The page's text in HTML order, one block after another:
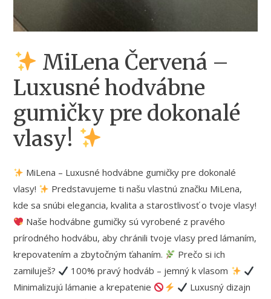
MiLena Červená –
Luxusné hodvábne
gumičky pre dokonalé
vlasy!
MiLena – Luxusné hodvábne gumičky pre dokonalé
vlasy!
Predstavujeme ti našu vlastnú značku MiLena,
kde sa snúbi elegancia, kvalita a starostlivosť o tvoje vlasy!
Naše hodvábne gumičky sú vyrobené z pravého
prírodného hodvábu, aby chránili tvoje vlasy pred lámaním,
krepovatením a zbytočným ťahaním.
Prečo si ich
zamiluješ?
100% pravý hodváb – jemný k vlasom
Minimalizujú lámanie a krepatenie
Luxusný dizajn